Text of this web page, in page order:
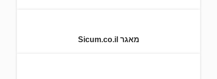
מאגר Sicum.co.il